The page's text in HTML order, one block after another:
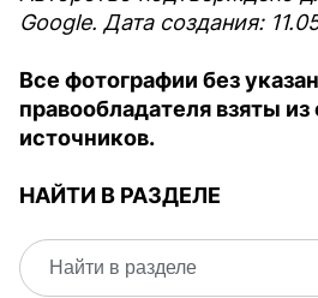
Google. Дата создания:
Все фотографии без
правообладателя взяты
источников.
НАЙТИ В РАЗДЕЛЕ